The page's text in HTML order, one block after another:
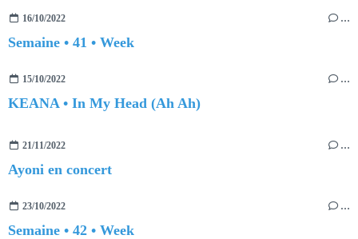
16/10/2022 …
Semaine • 41 • Week
15/10/2022 …
KEANA • In My Head (Ah Ah)
21/11/2022 …
Ayoni en concert
23/10/2022 …
Semaine • 42 • Week